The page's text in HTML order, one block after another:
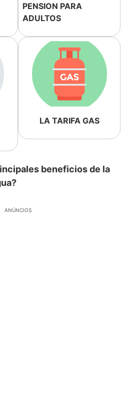
PENSION PARA
ADULTOS
LA TARIFA GAS
beneficios de la
ANÚNCIOS